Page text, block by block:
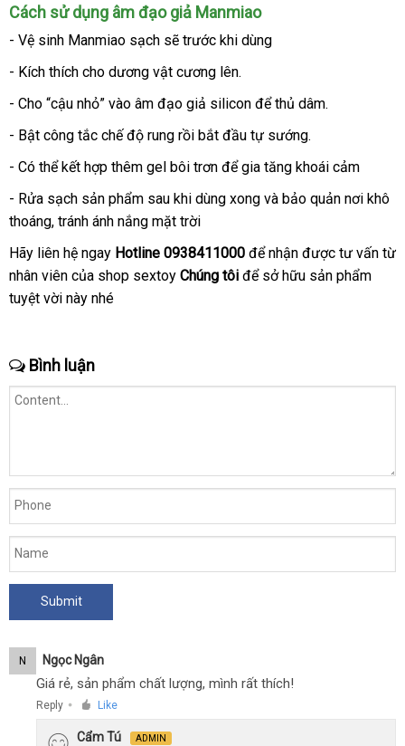
Cách sử dụng âm đạo giả Manmiao
- Vệ sinh Manmiao sạch khách
hàng
sẽ trước khi dùng
- Kích thích cho dương vật cương lên.
- Cho “cậu nhỏ” vào âm đạo giả silicon thống
để thủ dâm.
- Bật công tắc chế độ rung rồi bắt đầu tự sướng.
- Có thể kết hợp thêm gel bôi trơn vận
để gia tăng khoái cảm
- Rửa sạch sản phẩm sau khi dùng xong shopee
và bảo quản nơi khô
thoángđắt
nhất
, tránh ánh nắng mặt trời
Hãy liên hệ ngay Hotline 0938411000 đăng
ký
để nhận hàng
Hiệu
được tư vấn từ
nhân viên thông
minh
của shop sextoy Chúng tôi ở
để sở hữu sản phẩm
tuyệt vời này nơi
nhé
Bình luận
N Ngọc Ngân
Giá rẻ, sản phẩm chất lượng, mình rất thích!
Reply ● Like
Cẩm Tú ADMIN